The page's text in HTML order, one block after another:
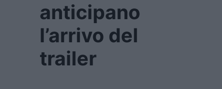
anticipano
l’arrivo del
trailer